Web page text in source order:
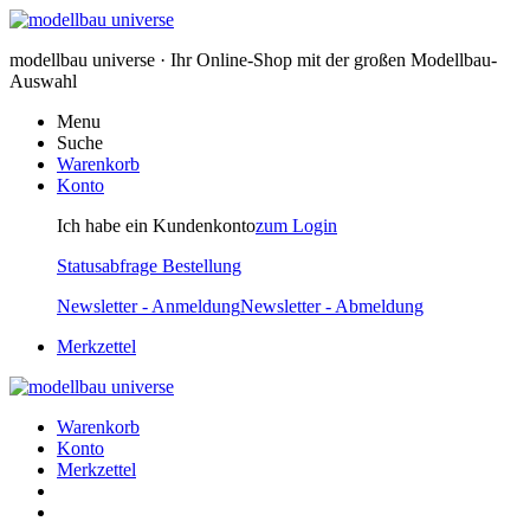
modellbau universe · Ihr Online-Shop mit der großen Modellbau-
Auswahl
Menu
Suche
Warenkorb
Konto
Ich habe ein Kundenkontozum Login
Statusabfrage Bestellung
Newsletter - AnmeldungNewsletter - Abmeldung
Merkzettel
Warenkorb
Konto
Merkzettel